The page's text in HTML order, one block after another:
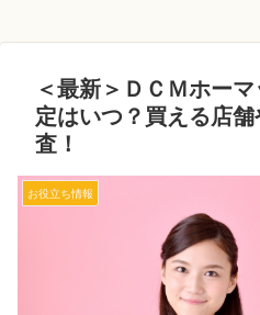
＜最新＞ＤＣＭホー
定はいつ？買える店
査！
お役立ち情報